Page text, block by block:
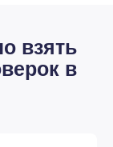
взять
в